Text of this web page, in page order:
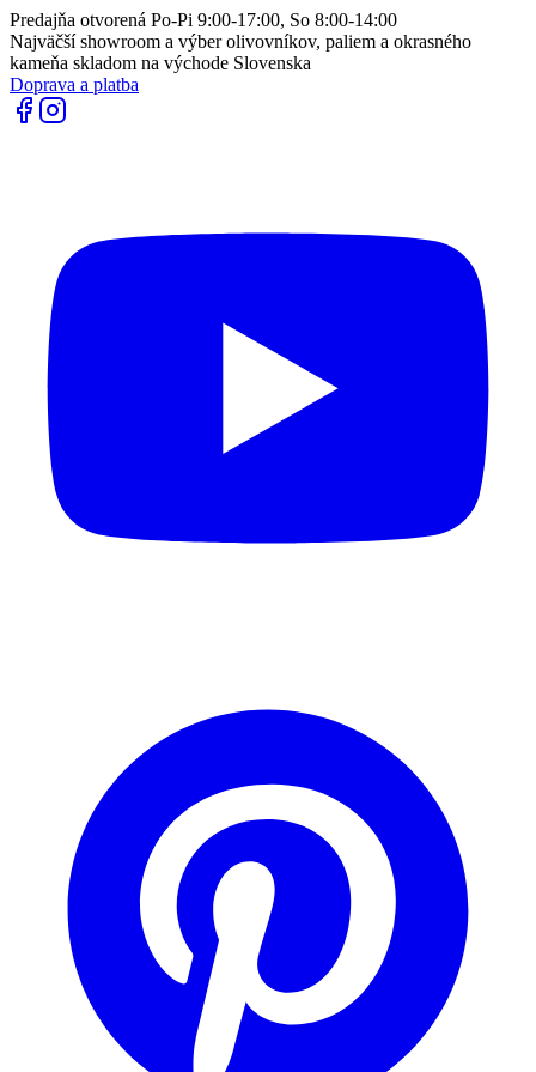
Predajňa otvorená Po-Pi 9:00-17:00, So 8:00-14:00
Najväčší showroom a výber olivovníkov, paliem a okrasného
kameňa skladom na východe Slovenska
Doprava a platba